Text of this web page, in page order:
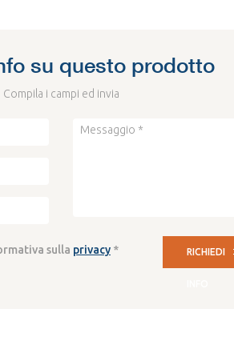
su questo prodotto
Compila i campi ed invia
sulla privacy * RICHIEDI